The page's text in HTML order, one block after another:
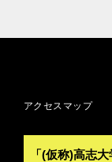
アクセスマップ
「(仮称)高志